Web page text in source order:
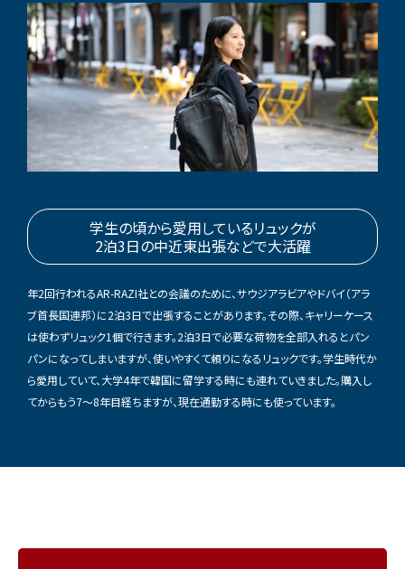
学生の頃から愛用しているリュックが
2泊3日の中近東出張などで大活躍
年2回行われるAR-RAZI社との会議のために、サウジアラビアやドバイ（アラ
ブ首長国連邦）に2泊3日で出張することがあります。その際、キャリーケース
は使わずリュック1個で行きます。2泊3日で必要な荷物を全部入れるとパン
パンになってしまいますが、使いやすくて頼りになるリュックです。学生時代か
ら愛用していて、大学4年で韓国に留学する時にも連れていきました。購入し
てからもう7〜8年目経ちますが、現在通勤する時にも使っています。